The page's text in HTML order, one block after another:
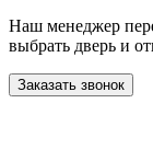
Наш менеджер
выбрать дверь и
Заказать звонок